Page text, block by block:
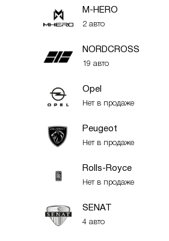
M-HERO
2 авто
NORDCROSS
19 авто
Opel
Нет в продаже
Peugeot
Нет в продаже
Rolls-Royce
Нет в продаже
SENAT
4 авто